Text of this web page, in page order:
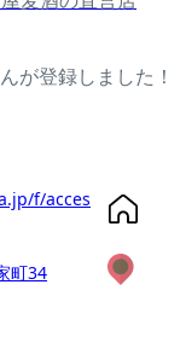
が登録しました！
f/acces
町34